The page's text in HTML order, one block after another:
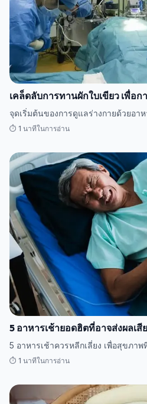
เคล็ดลับการทานผักใบเขียว เพื่อ
จุดเริ่มต้นของการดูแลร่างกายด้วยอา
⏱️ 1 นาทีในการอ่าน
5 อาหารเช้ายอดฮิตที่อาจส่งผลเ
5 อาหารเช้าควรหลีกเลี่ยง เพื่อสุขภา
⏱️ 1 นาทีในการอ่าน